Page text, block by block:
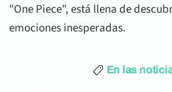
"One Piece", está llena de
emociones inesperadas.
En las